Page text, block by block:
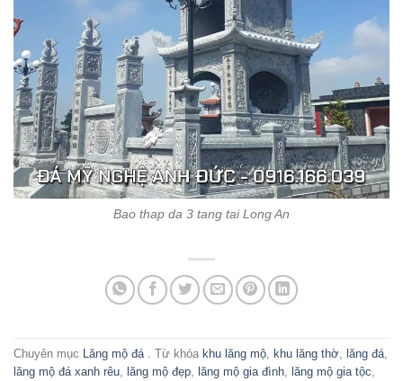
Bao thap da 3 tang tai Long An
Chuyên mục Lăng mộ đá . Từ khóa khu lăng mộ khu lăng thờ lăng đá
lăng mộ đá xanh rêu
lăng mộ đẹp lăng mộ gia đình lăng mộ gia tộc